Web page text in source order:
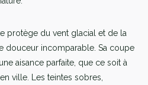
protège du vent glacial et de la
douceur incomparable. Sa coupe
aisance parfaite, que ce soit à
ville. Les teintes sobres,